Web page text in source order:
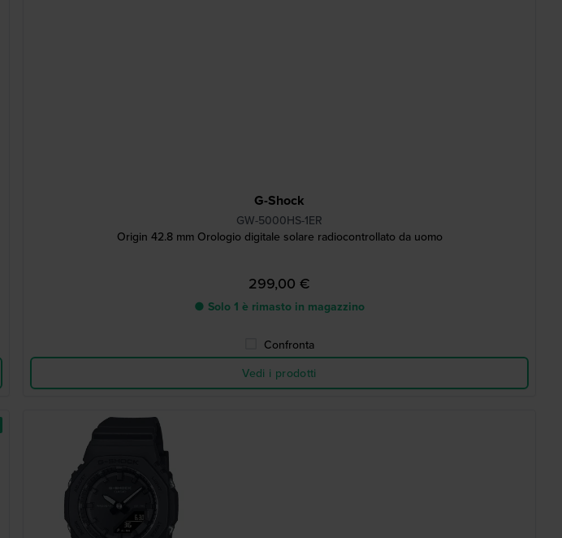
G-Shock
GW-5000HS-1ER
Origin 42.8 mm Orologio digitale solare radiocontrollato da uomo
299,00 €
● Solo 1 è rimasto in magazzino
Confronta
Vedi i prodotti